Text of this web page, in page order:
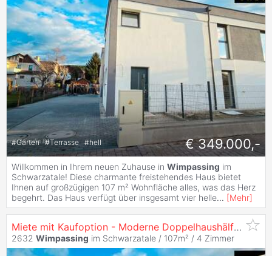
#Garten #Terrasse #hell € 349.000,-
Willkommen in Ihrem neuen Zuhause in Wimpassing im
Schwarzatale! Diese charmante freistehendes Haus bietet
Ihnen auf großzügigen 107 m² Wohnfläche alles, was das Herz
begehrt. Das Haus verfügt über insgesamt vier helle... [Mehr]
Miete mit Kaufoption - Moderne Doppelhaushälfte in
2632 Wimpassing im Schwarzatale / 107m² / 4 Zimmer